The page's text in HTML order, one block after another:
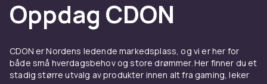
Oppdag CDON
CDON er Nordens ledende markedsplass, og vi er her for
både små hverdagsbehov og store drømmer. Her finner du et
stadig større utvalg av produkter innen alt fra gaming, leker